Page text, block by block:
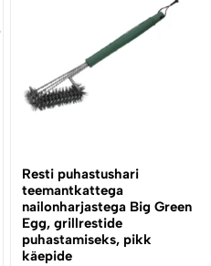
Resti puhastushari
teemantkattega
nailonharjastega Big Green
Egg, grillrestide
puhastamiseks, pikk
käepide